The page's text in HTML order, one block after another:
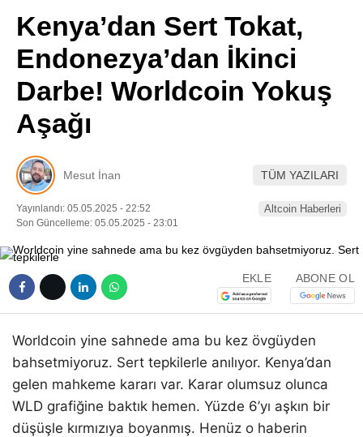
Youtube
TikTok
Kenya’dan Sert Tokat,
Endonezya’dan İkinci
Darbe! Worldcoin Yokuş
Aşağı
Mesut İnan TÜM YAZILARI
Yayınlandı: 05.05.2025 - 22:52
Son Güncelleme: 05.05.2025 - 23:01
Altcoin Haberleri
EKLE ABONE OL
Worldcoin yine sahnede ama bu kez övgüyden
bahsetmiyoruz. Sert tepkilerle anılıyor. Kenya’dan
gelen mahkeme kararı var. Karar olumsuz olunca
WLD grafiğine baktık hemen. Yüzde 6’yı aşkın bir
düşüşle kırmızıya boyanmış. Henüz o haberin